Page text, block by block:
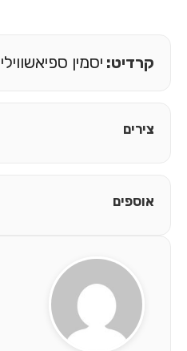
קרדיט: יסמין ספיאשווילי
צירים
אוספים